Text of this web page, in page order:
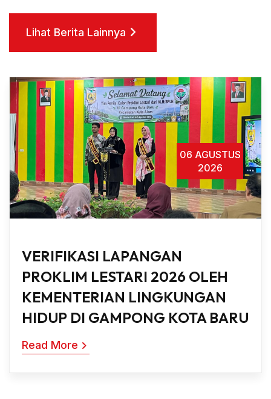
Lihat Berita Lainnya
05 AGUSTUS
2026
SOSIALISASI PEMILAHAN
SAMPAH KE SDN 24 GAMPONG
KOTA BARU BANDA ACEH